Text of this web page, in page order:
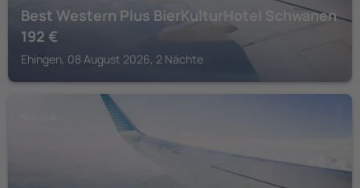
Best Western Plus BierKulturHotel Schwanen
192 €
Ehingen, 08 August 2026, 2 Nächte